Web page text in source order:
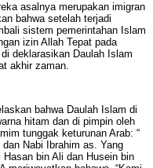
asalnya merupakan imigran
bahwa setelah terjadi
sistem pemerintahan Islam
izin Allah Tepat pada
deklarasikan Daulah Islam
akhir zaman.
bahwa Daulah Islam di
hitam dan di pimpin oleh
tunggak keturunan Arab: “
Nabi Ibrahim as. Yang
bin Ali dan Husein bin